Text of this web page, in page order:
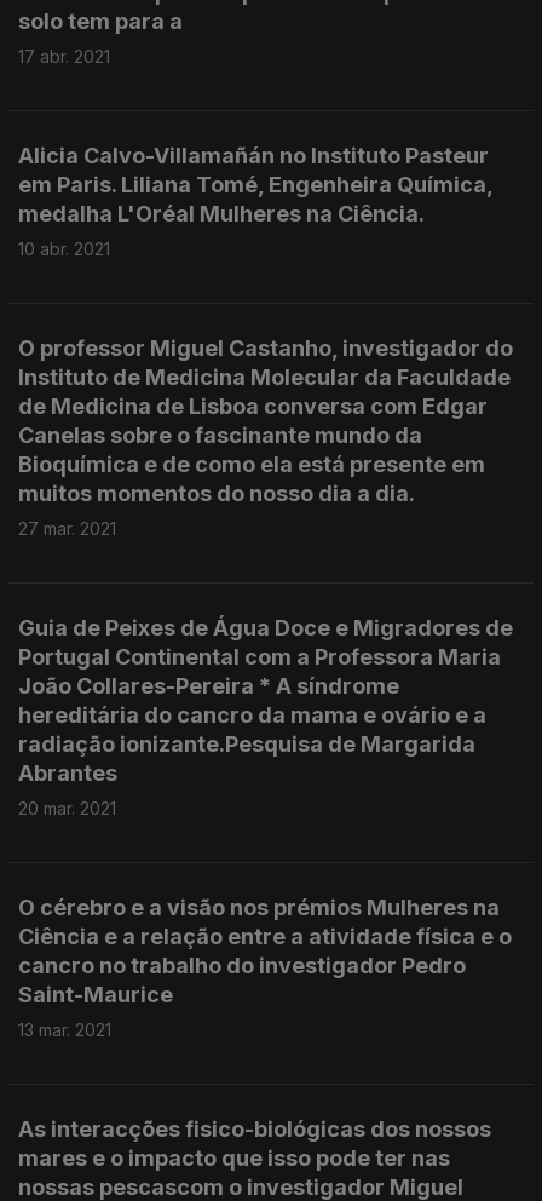
solo tem para a
17 abr. 2021
Alicia Calvo-Villamañán no Instituto Pasteur
em Paris. Liliana Tomé, Engenheira Química,
medalha L'Oréal Mulheres na Ciência.
10 abr. 2021
O professor Miguel Castanho, investigador do
Instituto de Medicina Molecular da Faculdade
de Medicina de Lisboa conversa com Edgar
Canelas sobre o fascinante mundo da
Bioquímica e de como ela está presente em
muitos momentos do nosso dia a dia.
27 mar. 2021
Guia de Peixes de Água Doce e Migradores de
Portugal Continental com a Professora Maria
João Collares-Pereira * A síndrome
hereditária do cancro da mama e ovário e a
radiação ionizante.Pesquisa de Margarida
Abrantes
20 mar. 2021
O cérebro e a visão nos prémios Mulheres na
Ciência e a relação entre a atividade física e o
cancro no trabalho do investigador Pedro
Saint-Maurice
13 mar. 2021
As interacções fisico-biológicas dos nossos
mares e o impacto que isso pode ter nas
nossas pescascom o investigador Miguel